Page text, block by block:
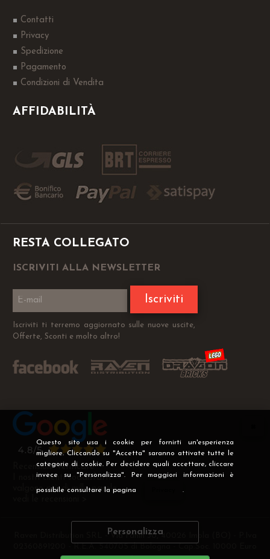
Questo sito usa i cookie per fornirti un'esperienza
migliore. Cliccando su "Accetta" saranno attivate tutte le
categorie di cookie. Per decidere quali accettare, cliccare
invece su "Personalizza". Per maggiori informazioni è
possibile consultare la pagina .
Personalizza
Contatti
Privacy
Spedizione
Pagamento
Condizioni di Vendita
AFFIDABILITÀ
RESTA COLLEGATO
ISCRIVITI ALLA NEWSLETTER
Iscriviti
Iscriviti ti terremo aggiornato sulle nuove uscite,
Offerte, Sconti e molto altro!
Recensioni Verificate
I nostri clienti soddisfatti
valgono più di mille parole
Raven Distribution SRL - Via Fanin 30, 40026 Imola (BO) - P.Iva